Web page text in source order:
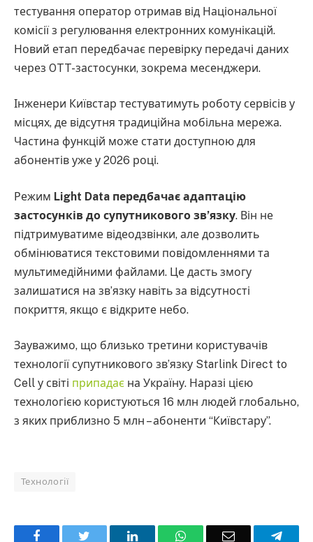
тестування оператор отримав від Національної
комісії з регулювання електронних комунікацій.
Новий етап передбачає перевірку передачі даних
через OTT-застосунки, зокрема месенджери.
Інженери Київстар тестуватимуть роботу сервісів у
місцях, де відсутня традиційна мобільна мережа.
Частина функцій може стати доступною для
абонентів уже у 2026 році.
Режим Light Data передбачає адаптацію
застосунків до супутникового зв’язку. Він не
підтримуватиме відеодзвінки, але дозволить
обмінюватися текстовими повідомленнями та
мультимедійними файлами. Це дасть змогу
залишатися на зв’язку навіть за відсутності
покриття, якщо є відкрите небо.
Зауважимо, що близько третини користувачів
технології супутникового зв’язку Starlink Direct to
Cell у світі припадає на Україну. Наразі цією
технологією користуються 16 млн людей глобально,
з яких приблизно 5 млн – абоненти “Київстару”.
Технології
Facebook LinkedInWhatsAppEmail